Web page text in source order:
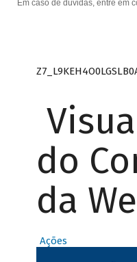
Em caso de dúvidas, entre em
do
da
Ações